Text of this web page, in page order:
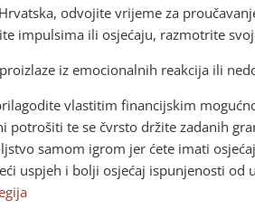
odvojite vrijeme za
impulsima ili osjećaju, razmotrite
iz emocionalnih reakcija ili
vlastitim financijskim
potrošiti te se čvrsto držite zadanih
samom igrom jer ćete imati
uspjeh i bolji osjećaj ispunjenosti od